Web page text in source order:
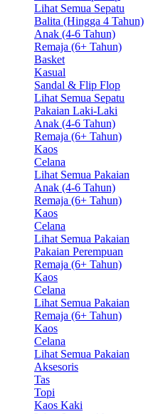
Lihat Semua Sepatu
Balita (Hingga 4 Tahun)
Anak (4-6 Tahun)
Remaja (6+ Tahun)
Basket
Kasual
Sandal & Flip Flop
Lihat Semua Sepatu
Pakaian Laki-Laki
Anak (4-6 Tahun)
Remaja (6+ Tahun)
Kaos
Celana
Lihat Semua Pakaian
Anak (4-6 Tahun)
Remaja (6+ Tahun)
Kaos
Celana
Lihat Semua Pakaian
Pakaian Perempuan
Remaja (6+ Tahun)
Kaos
Celana
Lihat Semua Pakaian
Remaja (6+ Tahun)
Kaos
Celana
Lihat Semua Pakaian
Aksesoris
Tas
Topi
Kaos Kaki